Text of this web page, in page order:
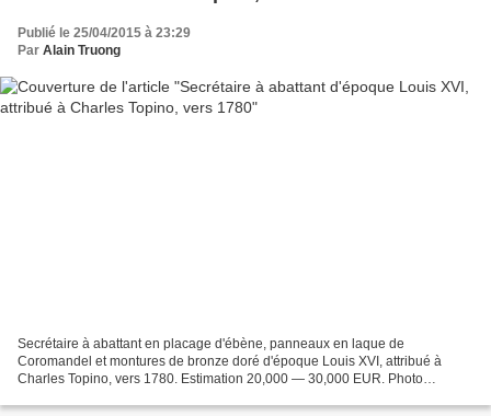
Publié le 25/04/2015 à 23:29
Par Alain Truong
Secrétaire à abattant en placage d'ébène, panneaux en laque de
Coromandel et montures de bronze doré d'époque Louis XVI, attribué à
Charles Topino, vers 1780. Estimation 20,000 — 30,000 EUR. Photo